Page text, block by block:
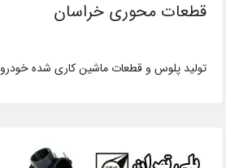
قطعات محوری خراسان
تولید پلوس و قطعات ماشین کاری شده خودرو